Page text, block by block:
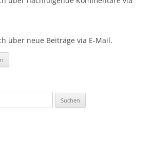
über neue Beiträge via E-Mail.